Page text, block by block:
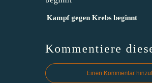
Kampf gegen Krebs beginnt
Kommentiere
Einen Kommentar